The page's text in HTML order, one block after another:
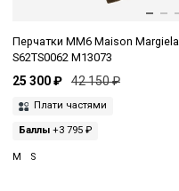
Перчатки MM6 Maison Margiela
S62TS0062 M13073
25 300 ₽ 42 150 ₽
Плати частями
Баллы +3 795 ₽
M S